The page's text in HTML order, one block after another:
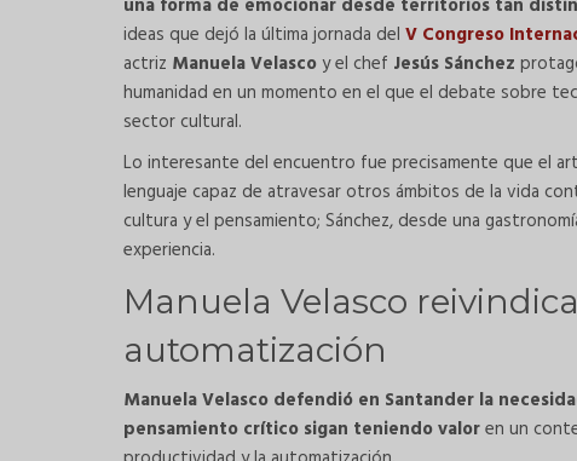
una forma de emocionar desde territorios tan
ideas que dejó la última jornada del V Congreso
actriz Manuela Velascoy el chef Jesús Sánchez
humanidad en un momento en el que el debate sobre
sector cultural.
Lo interesante del encuentro fue precisamente que el
lenguaje capaz de atravesar otros ámbitos de la vida
cultura y el pensamiento; Sánchez, desde una
experiencia.
Manuela Velasco
automatización
Manuela Velasco defendió en Santander la
pensamiento crítico sigan teniendo valoren un